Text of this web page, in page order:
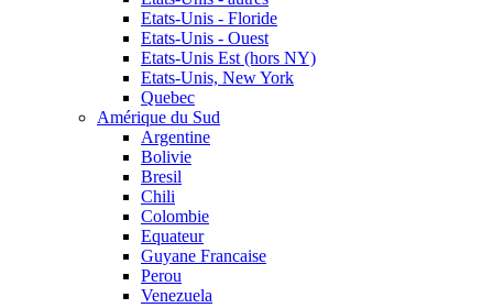
Etats-Unis - Floride
Etats-Unis - Ouest
Etats-Unis Est (hors NY)
Etats-Unis, New York
Quebec
Amérique du Sud
Argentine
Bolivie
Bresil
Chili
Colombie
Equateur
Guyane Francaise
Perou
Venezuela